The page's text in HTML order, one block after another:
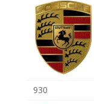
930